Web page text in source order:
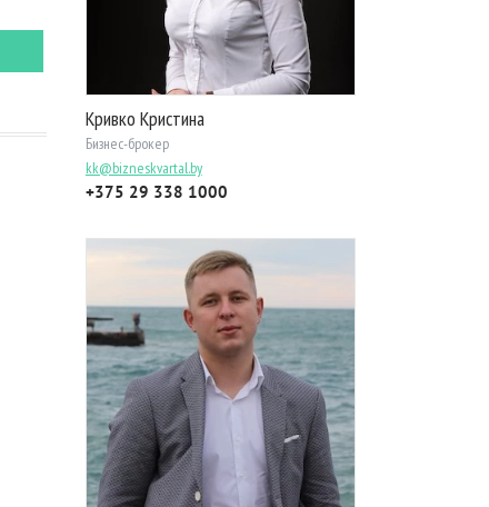
Кривко Кристина
Бизнес-брокер
kk@bizneskvartal.by
+375 29 338 1000